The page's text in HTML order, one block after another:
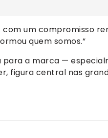
um compromisso
quem somos.”
para a marca —
figura central nas